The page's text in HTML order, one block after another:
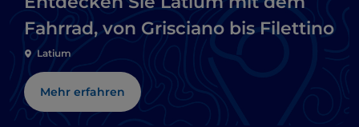
Fahrrad, von Grisciano bis Filettino
Latium
Mehr erfahren